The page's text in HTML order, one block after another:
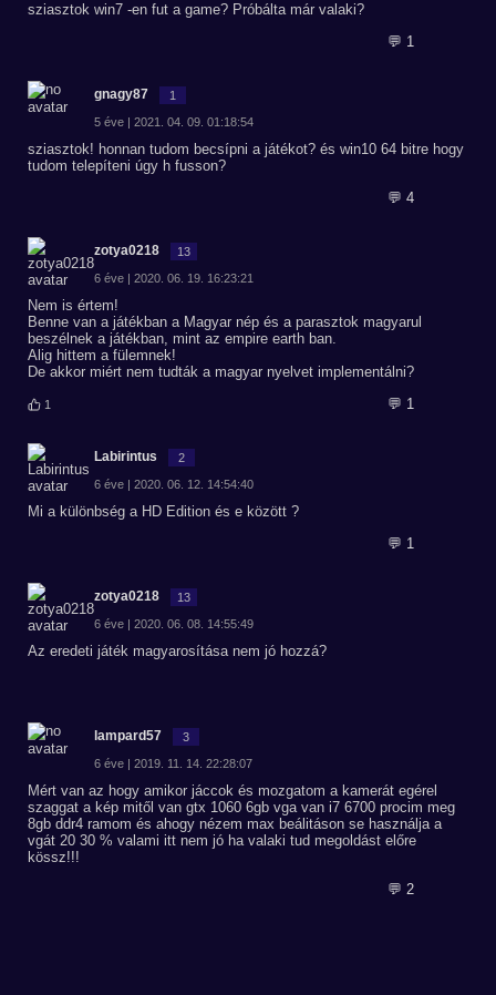
sziasztok win7 -en fut a game? Próbálta már valaki?
💬 1
gnagy87 1
5 éve | 2021. 04. 09. 01:18:54
sziasztok! honnan tudom becsípni a játékot? és win10 64 bitre hogy
tudom telepíteni úgy h fusson?
💬 4
zotya0218 13
6 éve | 2020. 06. 19. 16:23:21
Nem is értem!
Benne van a játékban a Magyar nép és a parasztok magyarul
beszélnek a játékban, mint az empire earth ban.
Alig hittem a fülemnek!
De akkor miért nem tudták a magyar nyelvet implementálni?
1 💬 1
Labirintus 2
6 éve | 2020. 06. 12. 14:54:40
Mi a különbség a HD Edition és e között ?
💬 1
zotya0218 13
6 éve | 2020. 06. 08. 14:55:49
Az eredeti játék magyarosítása nem jó hozzá?
lampard57 3
6 éve | 2019. 11. 14. 22:28:07
Mért van az hogy amikor jáccok és mozgatom a kamerát egérel
szaggat a kép mitől van gtx 1060 6gb vga van i7 6700 procim meg
8gb ddr4 ramom és ahogy nézem max beálitáson se használja a
vgát 20 30 % valami itt nem jó ha valaki tud megoldást előre
kössz!!!
💬 2